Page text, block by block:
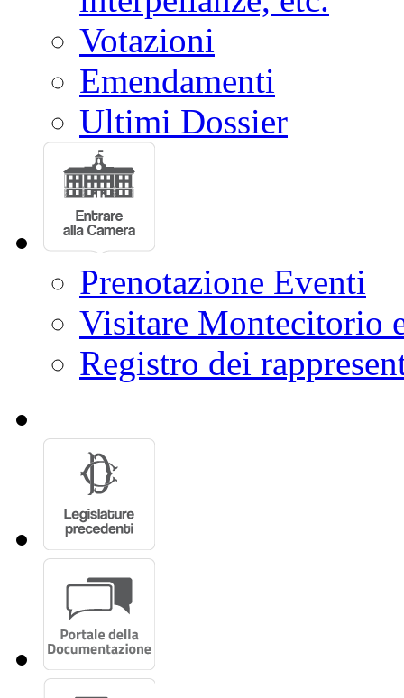
Interrogazioni,
interpellanze, etc.
Votazioni
Emendamenti
Ultimi Dossier
Prenotazione Eventi
Visitare Montecitorio
Registro dei